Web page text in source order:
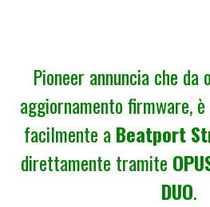
Pioneer annuncia che da
aggiornamento firmware,
facilmente aBeatport
direttamente tramite
DUO.